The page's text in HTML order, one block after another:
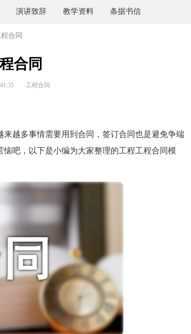
演讲致辞 教学资料 条据书信
合同
合同
工程合同
越多事情需要用到合同，签订合同也是避免争端
吧，以下是小编为大家整理的工程工程合同模